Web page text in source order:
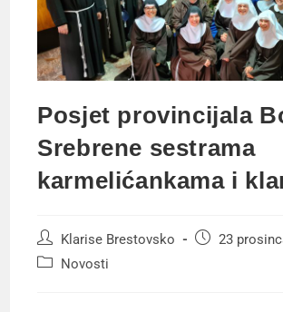
Posjet provincijala
Srebrene sestrama
karmelićankama i
Klarise Brestovsko
23
Novosti